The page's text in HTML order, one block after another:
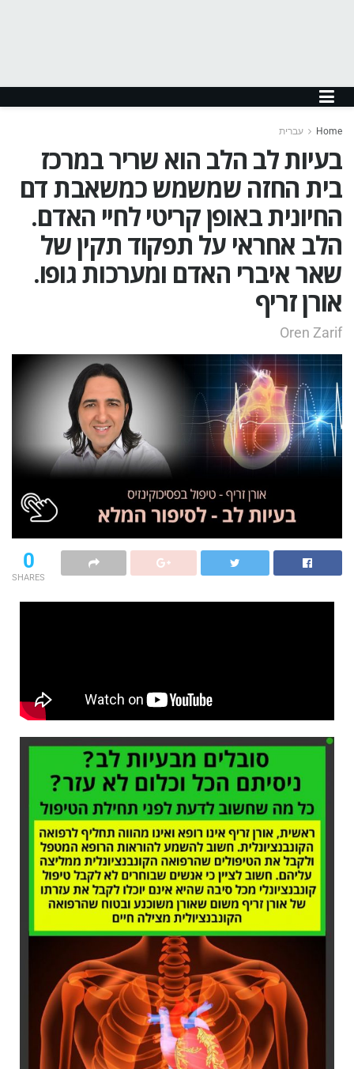
Home עברית
בעיות לב הלב הוא שריר במרכז
בית החזה שמשמש כמשאבת דם
החיונית באופן קריטי לחיי האדם.
הלב אחראי על תפקוד תקין של
שאר איברי האדם ומערכות גופו.
אורן זריף
Oren Zarif
0
SHARES